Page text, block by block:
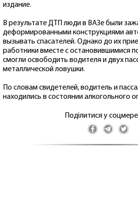
издание.
В результате ДТП люди в ВАЗе были
деформированными конструкциями
вызывать спасателей. Однако до их
работники вместе с остановившимися
смогли освободить водителя и двух
металлической ловушки.
По словам свидетелей, водитель и
находились в состоянии алкогольного
Поділитися у